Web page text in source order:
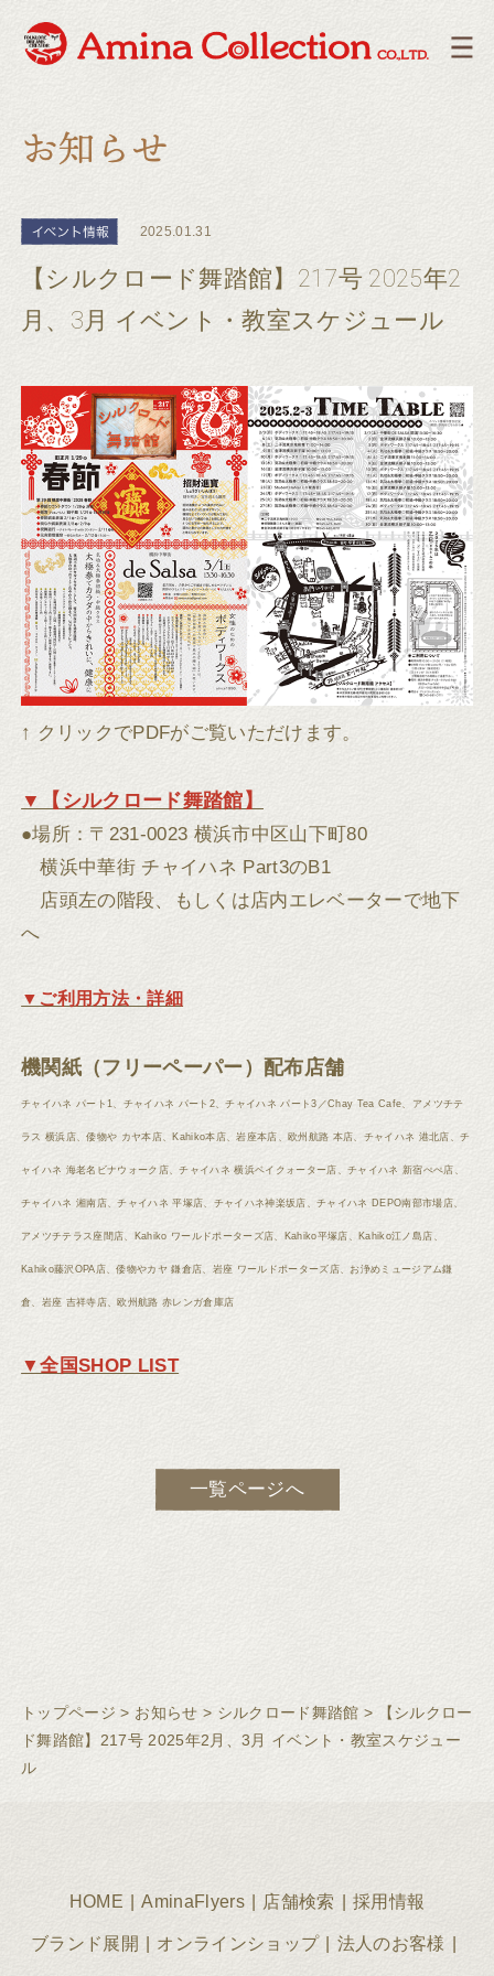
2025.01.31
【シルクロード舞踏館】217号 2025年2
月、3月 イベント・教室スケジュール
↑ クリックでPDFがご覧いただけます。
▼【シルクロード舞踏館】
●場所：〒231-0023 横浜市中区山下町80
横浜中華街 チャイハネ Part3のB1
店頭左の階段、もしくは店内エレベーターで地下
へ
▼ご利用方法・詳細
機関紙（フリーペーパー）配布店舗
チャイハネ パート1、チャイハネ パート2、チャイハネ パート3／Chay Tea Cafe、アメツチテ
ラス 横浜店、倭物や カヤ本店、Kahiko本店、岩座本店、欧州航路 本店、チャイハネ 港北店、チ
ャイハネ 海老名ビナウォーク店、チャイハネ 横浜ベイクォーター店、チャイハネ 新宿ぺぺ店、
チャイハネ 湘南店、チャイハネ 平塚店、チャイハネ神楽坂店、チャイハネ DEPO南部市場店、
アメツチテラス座間店、Kahiko ワールドポーターズ店、Kahiko平塚店、Kahiko江ノ島店、
Kahiko藤沢OPA店、倭物やカヤ 鎌倉店、岩座 ワールドポーターズ店、お浄めミュージアム鎌
倉、岩座 吉祥寺店、欧州航路 赤レンガ倉庫店
▼全国SHOP LIST
一覧ページへ
トップページ > お知らせ > シルクロード舞踏館 >
【シルクロー
ド舞踏館】217号 2025年2月、3月 イベント・教室スケジュー
ル
HOME AminaFlyers 店舗検索 採用情報
ブランド展開 オンラインショップ 法人のお客様